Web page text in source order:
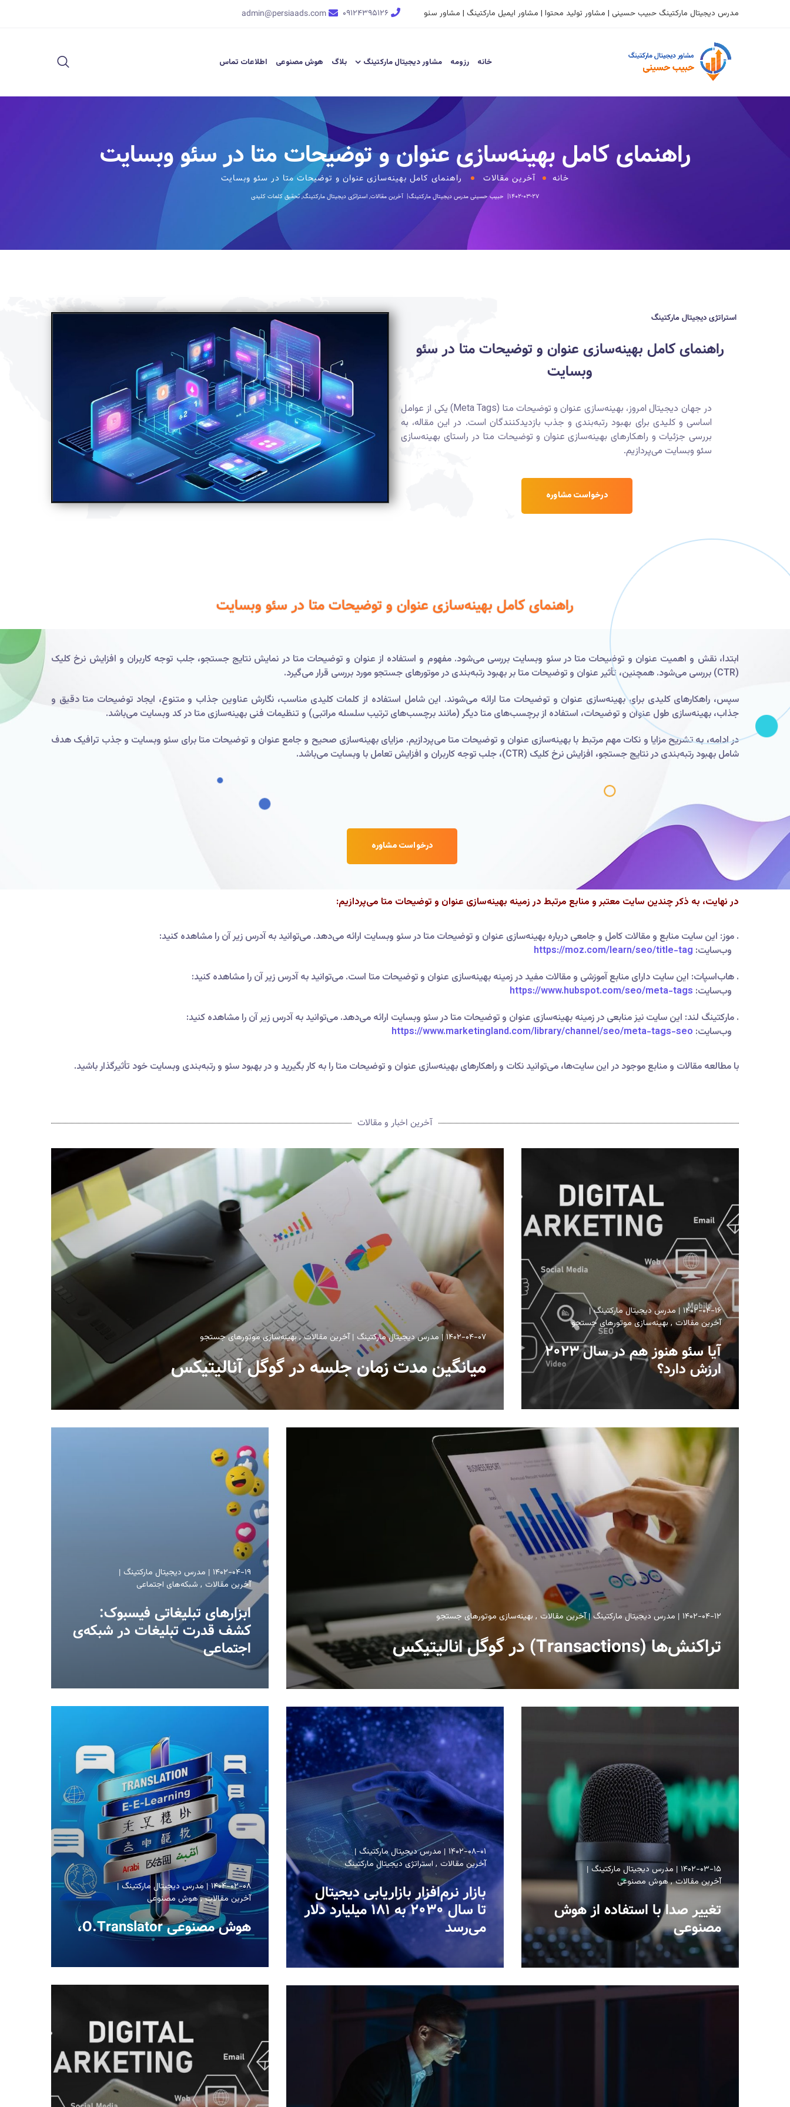
مدرس دیجیتال مارکتینگ حبیب حسینی | مشاور تولید محتوا | مشاور ایمیل مارکتینگ | مشاور سئو admin@persiaads.com
خانه رزومه مشاور دیجیتال مارکتینگ بلاگ هوش مصنوعی اطلاعات تماس
راهنمای کامل بهینه‌سازی عنوان و توضیحات متا در سئو وبسایت
خانه آخرین مقالات راهنمای کامل بهینه‌سازی عنوان و توضیحات متا در سئو وبسایت
۱۴۰۲-۰۳-۲۷ حبیب حسینی مدرس دیجیتال مارکتینگ آخرین مقالات, استراتژی دیجیتال مارکتینگ,تحقیق کلمات کلیدی
استراتژی دیجیتال مارکتینگ
راهنمای کامل بهینه‌سازی عنوان و توضیحات متا در سئو
وبسایت
در جهان دیجیتال امروز، بهینه‌سازی عنوان و توضیحات متا (Meta Tags) یکی از عوامل
اساسی و کلیدی برای بهبود رتبه‌بندی و جذب بازدیدکنندگان است. در این مقاله، به
بررسی جزئیات و راهکارهای بهینه‌سازی عنوان و توضیحات متا در راستای بهینه‌سازی
سئو وبسایت می‌پردازیم.
درخواست مشاوره
راهنمای کامل بهینه‌سازی عنوان و توضیحات متا در سئو وبسایت
ابتدا، نقش و اهمیت عنوان و توضیحات متا در سئو وبسایت بررسی می‌شود. مفهوم و استفاده از عنوان و توضیحات متا در نمایش نتایج جستجو، جلب توجه کاربران و افزایش نرخ کلیک
(CTR) بررسی می‌شود. همچنین، تأثیر عنوان و توضیحات متا بر بهبود رتبه‌بندی در موتورهای جستجو مورد بررسی قرار می‌گیرد.
سپس، راهکارهای کلیدی برای بهینه‌سازی عنوان و توضیحات متا ارائه می‌شوند. این شامل استفاده از کلمات کلیدی مناسب، نگارش عناوین جذاب و متنوع، ایجاد توضیحات متا دقیق و
جذاب، بهینه‌سازی طول عنوان و توضیحات، استفاده از برچسب‌های متا دیگر (مانند برچسب‌های ترتیب سلسله مراتبی) و تنظیمات فنی بهینه‌سازی متا در کد وبسایت می‌باشد.
در ادامه، به تشریح مزایا و نکات مهم مرتبط با بهینه‌سازی عنوان و توضیحات متا می‌پردازیم. مزایای بهینه‌سازی صحیح و جامع عنوان و توضیحات متا برای سئو وبسایت و جذب ترافیک هدف
شامل بهبود رتبه‌بندی در نتایج جستجو، افزایش نرخ کلیک (CTR)، جلب توجه کاربران و افزایش تعامل با وبسایت می‌باشد.
درخواست مشاوره
در نهایت، به ذکر چندین سایت معتبر و منابع مرتبط در زمینه بهینه‌سازی عنوان و توضیحات متا می‌پردازیم:
. موز: این سایت منابع و مقالات کامل و جامعی درباره بهینه‌سازی عنوان و توضیحات متا در سئو وبسایت ارائه می‌دهد. می‌توانید به آدرس زیر آن را مشاهده کنید:
وب‌سایت:
https://moz.com/learn/seo/title-tag
. هاب‌اسپات: این سایت دارای منابع آموزشی و مقالات مفید در زمینه بهینه‌سازی عنوان و توضیحات متا است. می‌توانید به آدرس زیر آن را مشاهده کنید:
وب‌سایت:
https://www.hubspot.com/seo/meta-tags
. مارکتینگ لند: این سایت نیز منابعی در زمینه بهینه‌سازی عنوان و توضیحات متا در سئو وبسایت ارائه می‌دهد. می‌توانید به آدرس زیر آن را مشاهده کنید:
وب‌سایت:
https://www.marketingland.com/library/channel/seo/meta-tags-seo
با مطالعه مقالات و منابع موجود در این سایت‌ها، می‌توانید نکات و راهکارهای بهینه‌سازی عنوان و توضیحات متا را به کار بگیرید و در بهبود سئو و رتبه‌بندی وبسایت خود تأثیرگذار باشید.
آخرین اخبار و مقالات
۱۴۰۲-۰۴-۱۶ مدرس دیجیتال مارکتینگ
آخرین مقالات بهینه‌سازی موتورهای جستجو
آیا سئو هنوز هم در سال ۲۰۲۳
ارزش دارد؟
۱۴۰۲-۰۴-۰۷ مدرس دیجیتال مارکتینگ آخرین مقالات بهینه‌سازی موتورهای جستجو
میانگین مدت زمان جلسه در گوگل آنالیتیکس
۱۴۰۲-۰۴-۱۲ مدرس دیجیتال مارکتینگ آخرین مقالات بهینه‌سازی موتورهای جستجو
تراکنش‌ها (Transactions) در گوگل انالیتیکس
۱۴۰۲-۰۴-۱۹ مدرس دیجیتال مارکتینگ
آخرین مقالات
شبکه‌های اجتماعی
ابزارهای تبلیغاتی فیسبوک:
کشف قدرت تبلیغات در شبکه‌ی
اجتماعی
۱۴۰۴-۰۲-۰۸ مدرس دیجیتال مارکتینگ
آخرین مقالات هوش مصنوعی
هوش مصنوعی O.Translator،
۱۴۰۲-۰۳-۱۵ مدرس دیجیتال مارکتینگ
آخرین مقالات هوش مصنوعی
تغییر صدا با استفاده از هوش
مصنوعی
۱۴۰۲-۰۸-۰۱ مدرس دیجیتال مارکتینگ
آخرین مقالات استراتژی دیجیتال مارکتینگ
بازار نرم‌افزار بازاریابی دیجیتال
تا سال ۲۰۳۰ به ۱۸۱ میلیارد دلار
می‌رسد